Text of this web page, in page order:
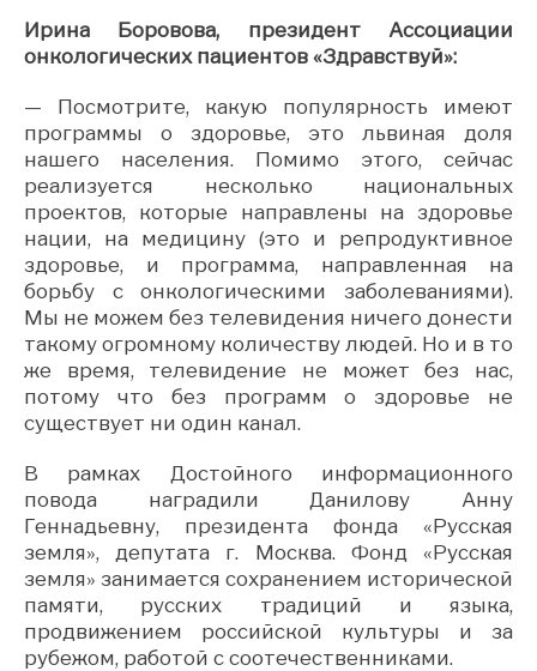
Ирина Боровова, президент Ассоциации
онкологических пациентов «Здравствуй»:
— Посмотрите, какую популярность имеют
программы о здоровье, это львиная доля
нашего населения. Помимо этого, сейчас
реализуется несколько национальных
проектов, которые направлены на здоровье
нации, на медицину (это и репродуктивное
здоровье, и программа, направленная на
борьбу с онкологическими заболеваниями).
Мы не можем без телевидения ничего донести
такому огромному количеству людей. Но и в то
же время, телевидение не может без нас,
потому что без программ о здоровье не
существует ни один канал.
В рамках Достойного информационного
повода наградили Данилову Анну
Геннадьевну, президента фонда «Русская
земля», депутата г. Москва. Фонд «Русская
земля» занимается сохранением исторической
памяти, русских традиций и языка,
продвижением российской культуры и за
рубежом, работой с соотечественниками.